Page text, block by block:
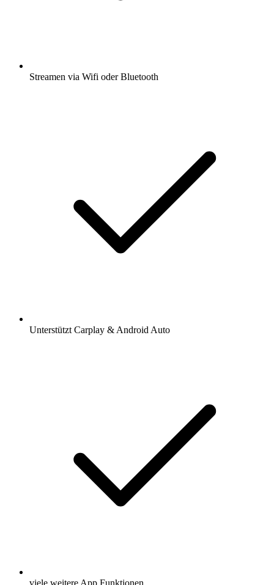
Streamen via Wifi oder Bluetooth
Unterstützt Carplay & Android Auto